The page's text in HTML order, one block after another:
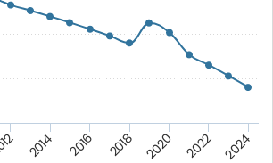
2014 2016 2018 2020 2022 2024